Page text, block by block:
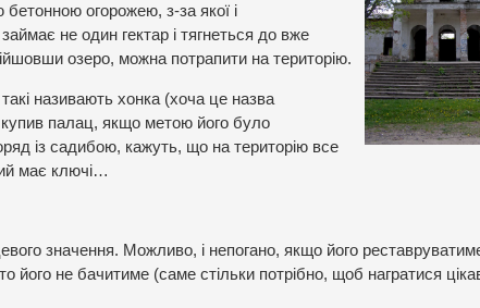
огорожею, з-за якої і
не один гектар і тягнеться до вже
озеро, можна потрапити на територію.
називають хонка (хоча це назва
купив палац, якщо метою його було
із садибою, кажуть, що на територію все
має ключі…
значення. Можливо, і непогано, якщо його
його не бачитиме (саме стільки потрібно, щоб награтися